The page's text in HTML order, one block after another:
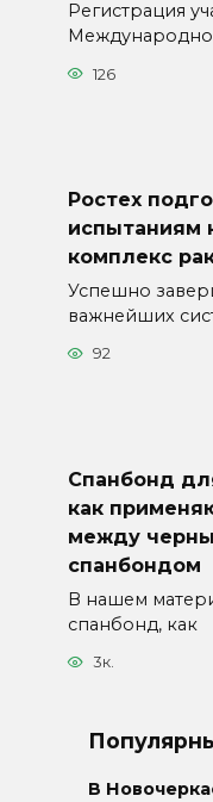
Регистрация
126
Ростех
испытаниям
комплекс
Успешно
важнейших
92
Спанбонд
как
между
спанбондом
В нашем
спанбонд, как
3к.
В